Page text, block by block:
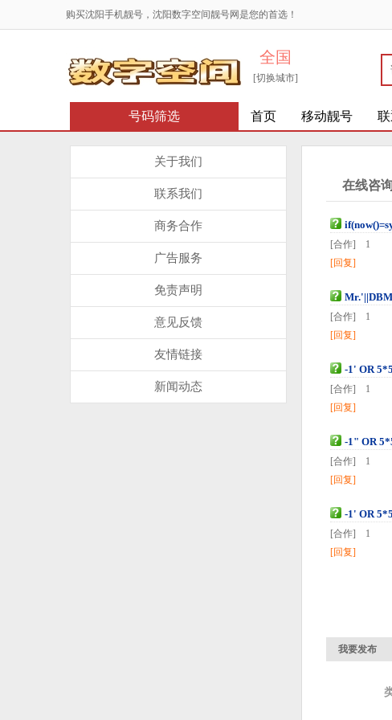
购买沈阳手机靓号，沈阳数字空间靓号网是您的首选！
全国
[切换城市]
号码筛选 首页 移动靓号
关于我们
联系我们
商务合作
广告服务
免责声明
意见反馈
友情链接
新闻动态
在线咨询
[合作] 1
[回复]
[合作] 1
[回复]
-1' OR
[合作] 1
[回复]
-1" OR
[合作] 1
[回复]
-1' OR
[合作] 1
[回复]
我要发布